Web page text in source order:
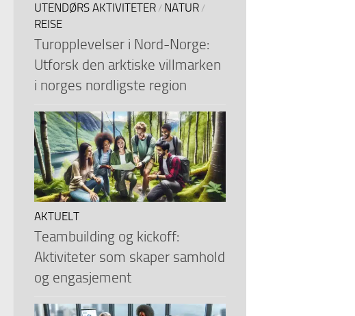
UTENDØRS AKTIVITETER / NATUR /
REISE
Turopplevelser i Nord-Norge:
Utforsk den arktiske villmarken
i norges nordligste region
AKTUELT
Teambuilding og kickoff:
Aktiviteter som skaper samhold
og engasjement